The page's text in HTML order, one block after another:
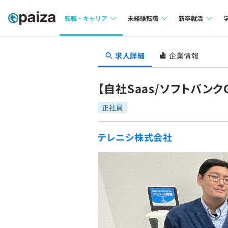
転職・キャリア
転職成功ガイド
転職エージェント
未経験転職
求人検索
転職成功ガイド
新卒就活
本選考
インターン
インタビュー
就活成功ガイド
求人詳細 企業情報
【自社Saas/ソフトバン
正社員
テレニシ株式会社